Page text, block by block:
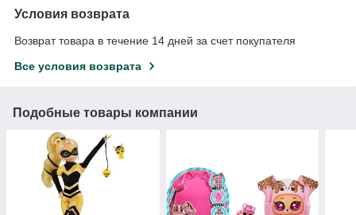
Условия возврата
Возврат товара в течение 14 дней за счет покупателя
Все условия возврата
Подобные товары компании